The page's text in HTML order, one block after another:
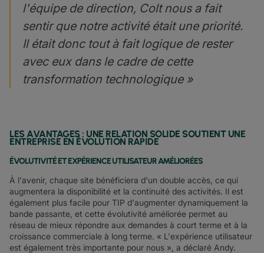
l'équipe de direction, Colt nous a fait
sentir que notre activité était une priorité.
Il était donc tout à fait logique de rester
avec eux dans le cadre de cette
transformation technologique »
LES AVANTAGES : UNE RELATION SOLIDE SOUTIENT UNE
ENTREPRISE EN ÉVOLUTION RAPIDE
ÉVOLUTIVITÉ ET EXPÉRIENCE UTILISATEUR AMÉLIORÉES
À l'avenir, chaque site bénéficiera d'un double accès, ce qui
augmentera la disponibilité et la continuité des activités. Il est
également plus facile pour TIP d'augmenter dynamiquement la
bande passante, et cette évolutivité améliorée permet au
réseau de mieux répondre aux demandes à court terme et à la
croissance commerciale à long terme. « L'expérience utilisateur
est également très importante pour nous », a déclaré Andy.